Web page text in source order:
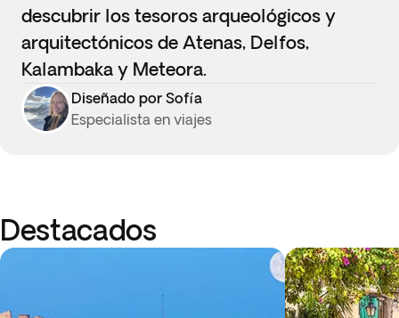
descubrir los tesoros arqueológicos y
arquitectónicos de Atenas, Delfos,
Kalambaka y Meteora.
Diseñado por Sofía
Especialista en viajes
Destacados